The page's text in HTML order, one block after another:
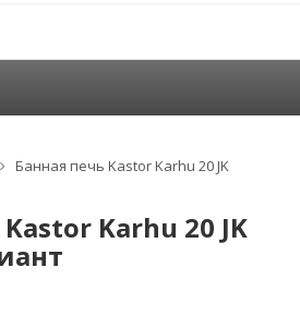
Банная печь Kastor Karhu 20 JK
Karhu 20 JK